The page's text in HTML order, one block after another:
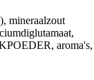
mineraalzout
aroma's,